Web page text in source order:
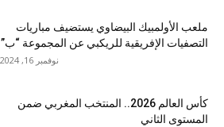
ملعب الأولمبيك البيضاوي يستضيف مباريات
التصفيات الإفريقية للريكبي عن المجموعة “ب”
نوفمبر 16, 2024 12:48
كأس العالم 2026.. المنتخب المغربي ضمن
المستوى الثاني